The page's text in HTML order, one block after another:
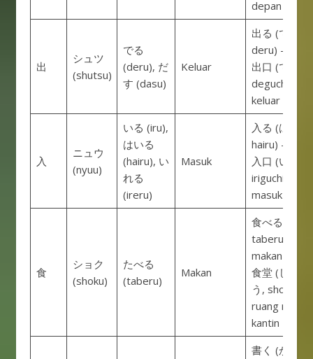
depan
出
シュツ
(shutsu)
でる
(deru), だ
す (dasu)
Keluar
出る (でる,
deru) –
出口 (でぐち,
deguchi) –
keluar
入
ニュウ
(nyuu)
いる (iru),
はいる
(hairu), い
れる
(ireru)
Masuk
入る (はいる,
hairu) –
入口 (いりぐ
iriguchi) –
masuk
食
ショク
(shoku)
たべる
(taberu)
Makan
食べる (たべ
taberu) –
makan
食堂 (しょく
う,
ruang
kantin
書く (かく,